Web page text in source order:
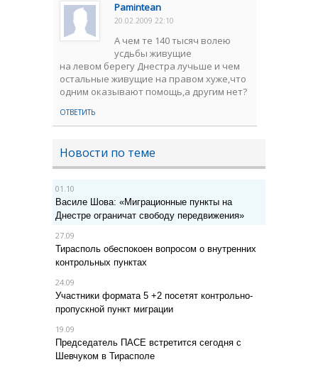
Pamintean
20.02.2009 22:10
А чем те 140 тысяч волею
усдьбы живущие
на левом берегу Днестра лучьше и чем
остальные живущие на правом хуже,что
одним оказывают помощь,а другим нет?
ОТВЕТИТЬ
Новости по теме
01.10
Василе Шова: «Миграционные пункты на
Днестре ограничат свободу передвижения»
27.09
Тирасполь обеспокоен вопросом о внутренних
контрольных пунктах
24.09
Участники формата 5 +2 посетят контрольно-
пропускной пункт миграции
19.09
Председатель ПАСЕ встретится сегодня с
Шевчуком в Тирасполе